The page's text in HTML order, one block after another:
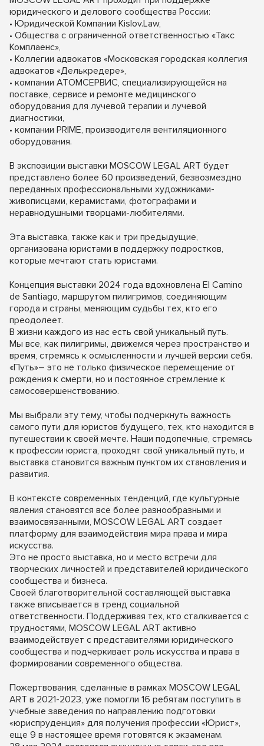
юридического и делового сообщества России:
• Юридической Компании Kislov.Law,
• Общества с ограниченной ответственностью «Такс
Комплаенс»,
• Коллегии адвокатов «Московская городская коллегия
адвокатов «Делькредере»,
• компании АТОМСЕРВИС, специализирующейся на
поставке, сервисе и ремонте медицинского
оборудования для лучевой терапии и лучевой
диагностики,
• компании PRIME, производителя вентиляционного
оборудования.
В экспозиции выставки MOSCOW LEGAL ART будет
представлено более 60 произведений, безвозмездно
переданных профессиональными художниками-
живописцами, керамистами, фотографами и
неравнодушными творцами-любителями.
Эта выставка, также как и три предыдущие,
организована юристами в поддержку подростков,
которые мечтают стать юристами.
Концепция выставки 2024 года вдохновлена El Camino
de Santiago, маршрутом пилигримов, соединяющим
города и страны, меняющим судьбы тех, кто его
преодолеет.
В жизни каждого из нас есть свой уникальный путь.
Мы все, как пилигримы, движемся через пространство и
время, стремясь к осмысленности и лучшей версии себя.
«Путь»– это не только физическое перемещение от
рождения к смерти, но и постоянное стремление к
самосовершенствованию.
Мы выбрали эту тему, чтобы подчеркнуть важность
самого пути для юристов будущего, тех, кто находится в
путешествии к своей мечте. Наши подопечные, стремясь
к профессии юриста, проходят свой уникальный путь, и
выставка становится важным пунктом их становления и
развития.
В контексте современных тенденций, где культурные
явления становятся все более разнообразными и
взаимосвязанными, MOSCOW LEGAL ART создает
платформу для взаимодействия мира права и мира
искусства.
Это не просто выставка, но и место встречи для
творческих личностей и представителей юридического
сообщества и бизнеса.
Своей благотворительной составляющей выставка
также вписывается в тренд социальной
ответственности. Поддерживая тех, кто сталкивается с
трудностями, MOSCOW LEGAL ART активно
взаимодействует с представителями юридического
сообщества и подчеркивает роль искусства и права в
формировании современного общества.
Пожертвования, сделанные в рамках MOSCOW LEGAL
ART в 2021-2023, уже помогли 16 ребятам поступить в
учебные заведения по направлению подготовки
«юриспруденция» для получения профессии «Юрист»,
еще 9 в настоящее время готовятся к экзаменам.